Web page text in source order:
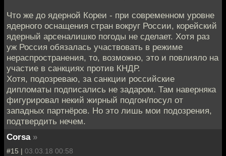
Что же до ядерной Кореи - при современном уровне
ядерного оснащения стран вокруг России, корейский
ядерный арсеналишко погоды не сделает. Хотя раз
уж Россия обязалась участвовать в режиме
нераспространения, то, возможно, это и повлияло на
участие в санкциях против КНДР.
Хотя, подозреваю, за санкции российские
дипломаты подписались не задаром. Там наверняка
фигурировал некий жирный подгон/посул от
западных партнёров. Но это лишь мои подозрения,
подтвердить нечем.
Corsa »
#15 | 03.03.18 00:58